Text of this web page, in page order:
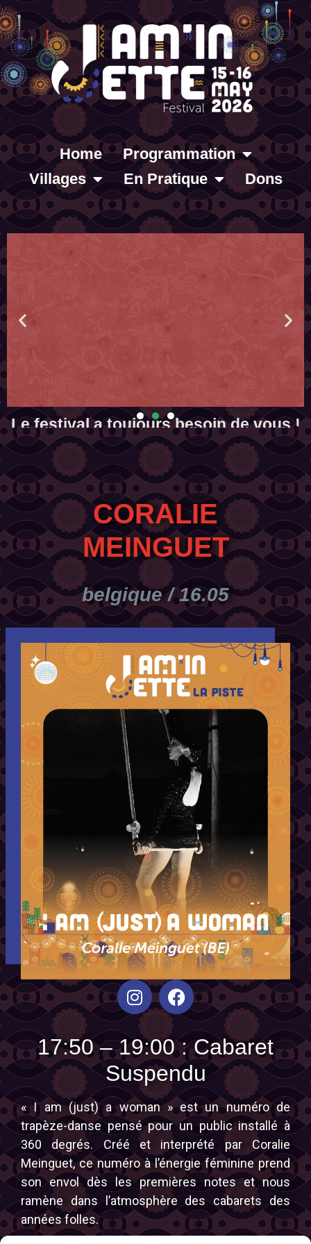
Home
Programmation
Villages
En Pratique Dons
Le festival a toujours besoin de vous !
La Gratuité a un prix. Aide-nous à faire que cette édition ne soit pas
la dernière...
En savoir plus
CORALIE
MEINGUET
belgique / 16.05
17:50 – 19:00 : Cabaret
Suspendu
« I am (just) a woman » est un numéro de
trapèze-danse pensé pour un public installé à
360 degrés. Créé et interprété par Coralie
Meinguet, ce numéro à l’énergie féminine prend
son envol dès les premières notes et nous
ramène dans l’atmosphère des cabarets des
années folles.